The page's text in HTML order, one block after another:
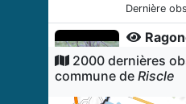
Dernière
17
2000 dernières
commune de Riscle